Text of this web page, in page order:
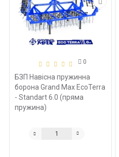
0
БЗП Навісна пружинна
борона Grand Max EcoTerra
- Standart 6.0 (пряма
пружина)